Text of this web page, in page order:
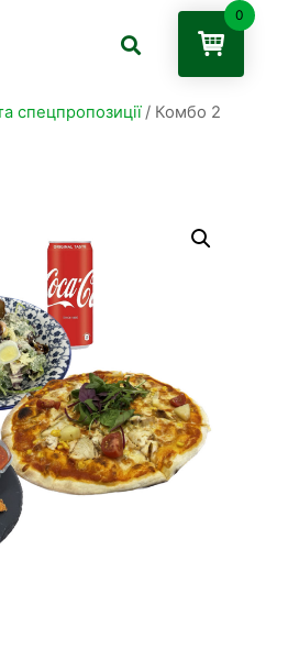
спецпропозиції/ Комбо 2
0